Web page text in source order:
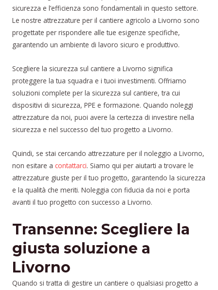
sicurezza e l’efficienza sono fondamentali in questo settore.
Le nostre attrezzature per il cantiere agricolo a Livorno sono
progettate per rispondere alle tue esigenze specifiche,
garantendo un ambiente di lavoro sicuro e produttivo.
Scegliere la sicurezza sul cantiere a Livorno significa
proteggere la tua squadra e i tuoi investimenti. Offriamo
soluzioni complete per la sicurezza sul cantiere, tra cui
dispositivi di sicurezza, PPE e formazione. Quando noleggi
attrezzature da noi, puoi avere la certezza di investire nella
sicurezza e nel successo del tuo progetto a Livorno.
Quindi, se stai cercando attrezzature per il noleggio a Livorno,
non esitare a contattarci. Siamo qui per aiutarti a trovare le
attrezzature giuste per il tuo progetto, garantendo la sicurezza
e la qualità che meriti. Noleggia con fiducia da noi e porta
avanti il tuo progetto con successo a Livorno.
Transenne: Scegliere la
giusta soluzione a
Livorno
Quando si tratta di gestire un cantiere o qualsiasi progetto a